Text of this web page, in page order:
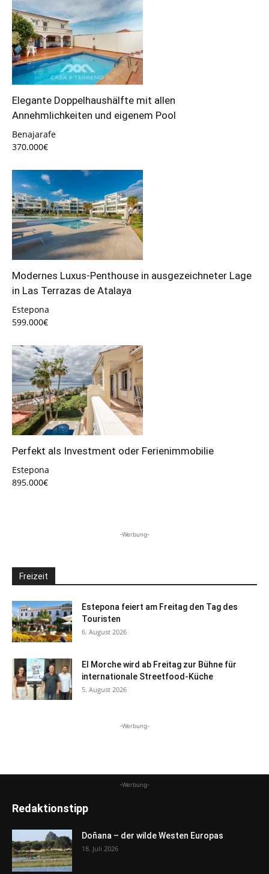
Elegante Doppelhaushälfte mit allen
Annehmlichkeiten und eigenem Pool
Benajarafe
370.000€
Modernes Luxus-Penthouse in ausgezeichneter Lage
in Las Terrazas de Atalaya
Estepona
599.000€
Perfekt als Investment oder Ferienimmobilie
Estepona
895.000€
-Werbung-
Freizeit
Estepona feiert am Freitag den Tag des
Touristen
6. August 2026
El Morche wird ab Freitag zur Bühne für
internationale Streetfood-Küche
5. August 2026
-Werbung-
-Werbung-
Redaktionstipp
Doñana – der wilde Westen Europas
18. Juli 2026